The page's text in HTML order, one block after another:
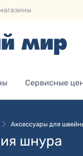
Сервисные
Аксессуары для
шнура